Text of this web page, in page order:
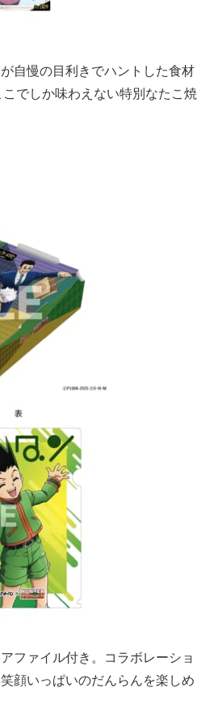
自慢の目利きでハントした食材
でしか味わえない特別なたこ焼
ファイル付き。コラボレーショ
顔いっぱいのだんらんを楽しめ